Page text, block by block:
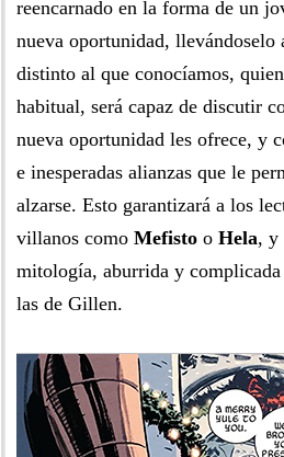
reencarnado en la forma de un
nueva oportunidad,
distinto al que conocíamos,
habitual, será capaz de discutir
nueva oportunidad les ofrece, y
e inesperadas alianzas que le
alzarse. Esto garantizará a los
villanos como Mefisto o Hela, y
mitología, aburrida y complicada
las de Gillen.